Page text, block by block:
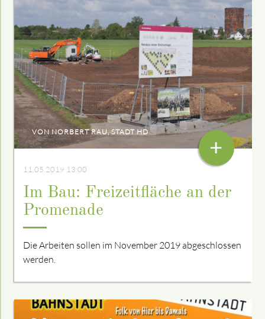
VON NORBERT RAU, STADT HD
11.05.2019 13:00
Im Bau: Freizeitfläche an der
Promenade
Die Arbeiten sollen im November 2019 abgeschlossen
werden.
+